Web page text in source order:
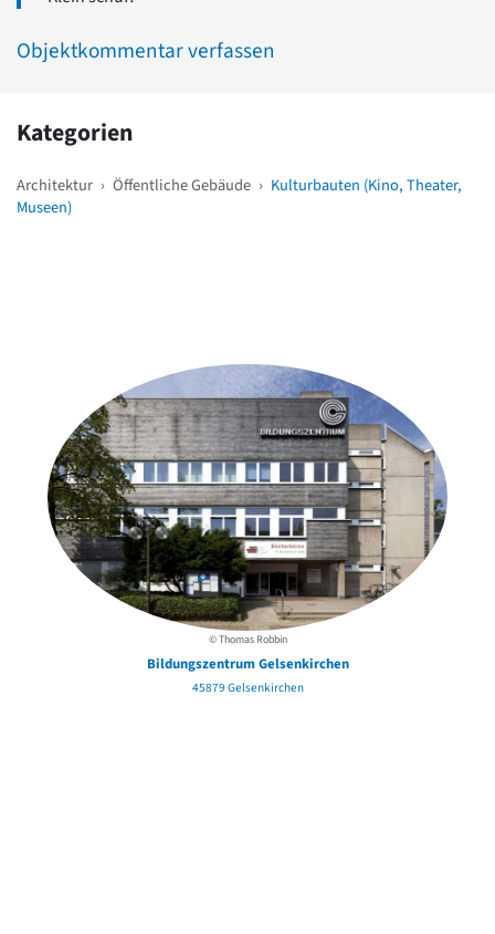
Objektkommentar verfassen
Kategorien
Architektur › Öffentliche Gebäude › Kulturbauten (Kino, Theater,
Museen)
© Thomas Robbin
Bildungszentrum Gelsenkirchen
45879 Gelsenkirchen